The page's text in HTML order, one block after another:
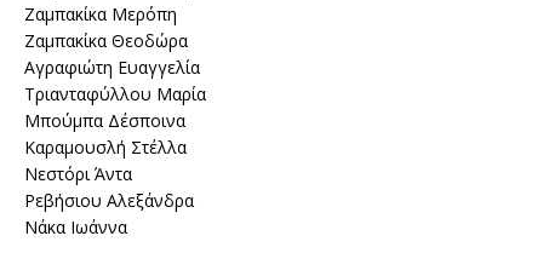
Ζαμπακίκα Μερόπη
Ζαμπακίκα Θεοδώρα
Αγραφιώτη Ευαγγελία
Τριανταφύλλου Μαρία
Μπούμπα Δέσποινα
Καραμουσλή Στέλλα
Νεστόρι Άντα
Ρεβήσιου Αλεξάνδρα
Νάκα Ιωάννα